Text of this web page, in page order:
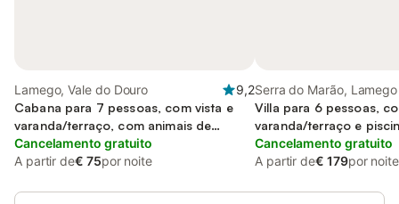
Lamego, Vale do Douro
9,2
Cabana para 7 pessoas, com vista e
varanda/terraço, com animais de
estimação
Cancelamento gratuito
A partir de€ 75por noite
Serra do Marão, Lamego
Villa para 6 pessoas,
varanda/terraço e
terraço
Cancelamento gratuito
A partir de€ 179por noite